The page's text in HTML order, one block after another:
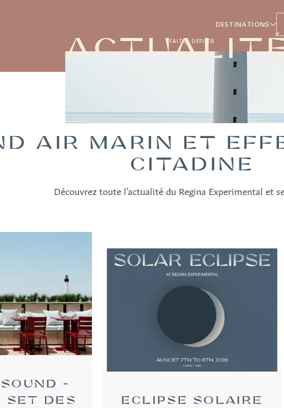
DESTINATIONS
FAITES DÉFILER
AIR MARIN ET
CITADINE
Découvrez toute l’actualité du Regina Experimental et
–
SET DES
ECLIPSE SOLAIRE